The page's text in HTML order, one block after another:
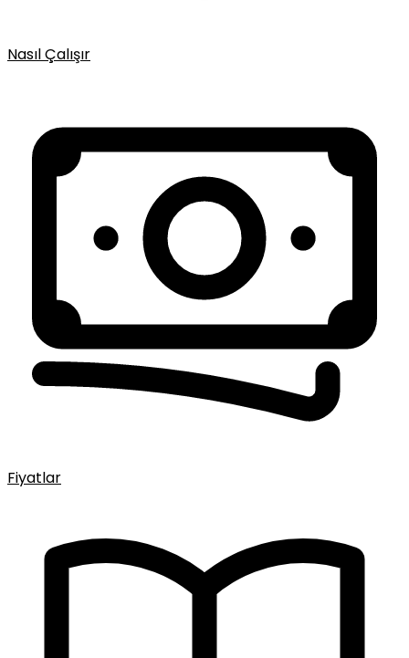
Nasıl Çalışır
Fiyatlar